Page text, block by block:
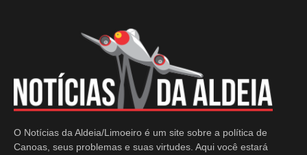
O Notícias da Aldeia/Limoeiro é um site sobre a política de
Canoas, seus problemas e suas virtudes. Aqui você estará